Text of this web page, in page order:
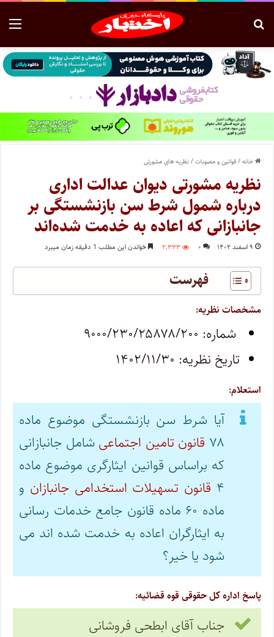
خانه/قوانین و مصوبات/نظریه های مشورتی
نظریه مشورتی دیوان عدالت اداری
درباره شمول شرط سن بازنشستگی بر
جانبازانی که اعاده به خدمت شده‌اند
۹ اسفند ۱۴۰۲ ۰ ۲,۳۳۳ خواندن این مطلب 1 دقیقه زمان میبرد
فهرست
مشخصات نظریه:
شماره: ۹‍۰‍۰‍۰/۲۳‍۰/۲۵۸۷۸/۲‍۰‍۰
تاریخ نظریه: ۱۴‍۰۲/۱۱/۳‍۰
استعلام:
آیا شرط سن بازنشستگی موضوع ماده
۷۸ قانون تامین اجتماعی شامل جانبازانی
که براساس قوانین ایثارگری موضوع ماده
۴ قانون تسهیلات استخدامی جانبازان و
ماده ۶‍۰ ماده قانون جامع خدمات رسانی
به ایثارگران اعاده به خدمت شده اند می
شود یا خیر؟
پاسخ اداره کل حقوقی قوه قضائیه:
جناب آقای ابطحی فروشانی